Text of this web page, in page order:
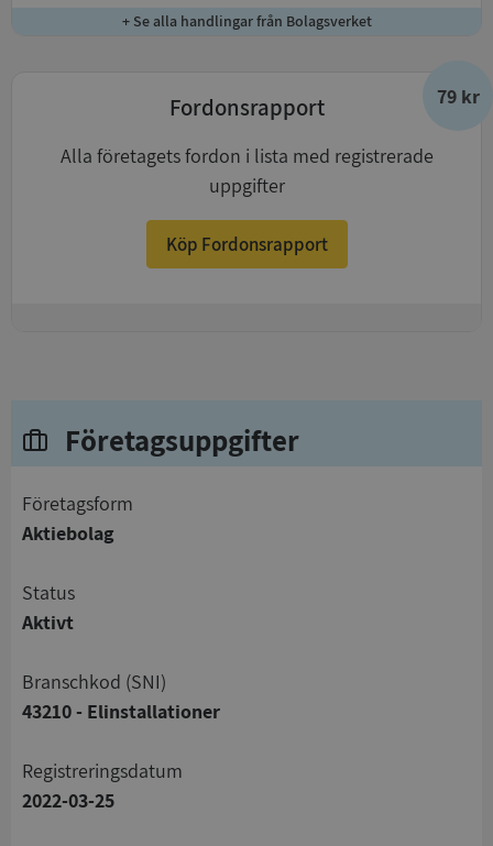
+ Se alla handlingar från Bolagsverket
79 kr
Fordonsrapport
Alla företagets fordon i lista med registrerade
uppgifter
Köp Fordonsrapport
Företagsuppgifter
företagsform
Aktiebolag
status
Aktivt
branschkod (SNI)
43210 - Elinstallationer
registreringsdatum
2022-03-25